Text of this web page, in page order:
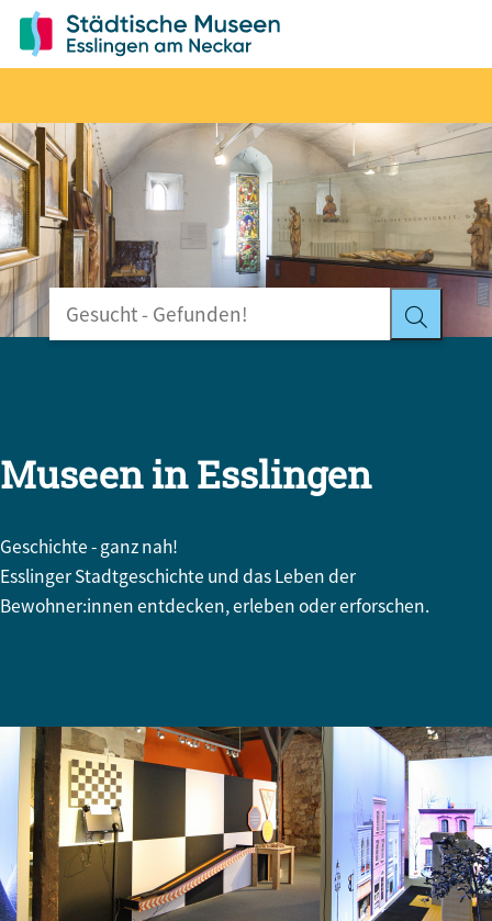
Museen in Esslingen
Geschichte - ganz nah!
Esslinger Stadtgeschichte und das Leben der
Bewohner:innen entdecken, erleben oder erforschen.